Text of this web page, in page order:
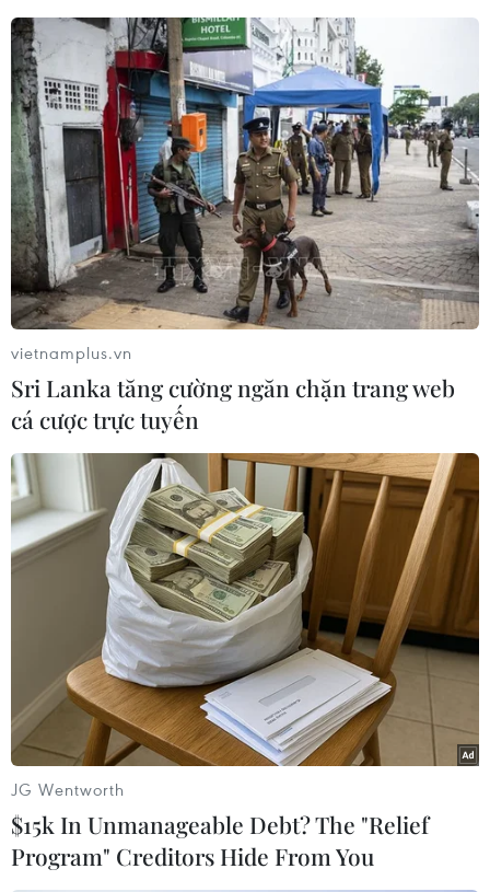
#xã Trà Leng #sạt lở đất #bị vùi lấp
#thi thể
#nạn nhân
#Quảng Nam
Quảng Nam
Theo dõi VietnamPlus
TIN LIÊN QUAN
vietnamplus.vn
Sri Lanka tăng cường ngăn chặn trang web
cá cược trực tuyến
JG Wentworth
$15k In Unmanageable Debt? The "Relief
Program" Creditors Hide From You